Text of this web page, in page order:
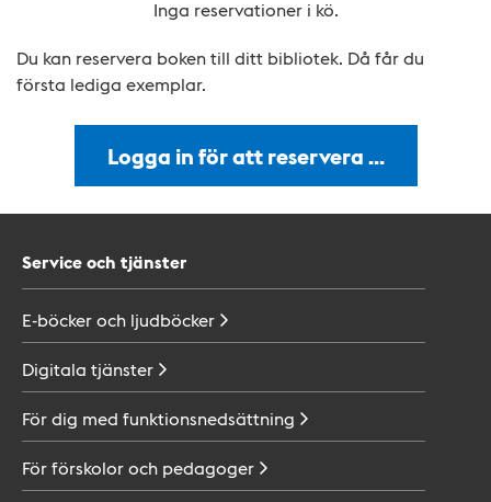
Inga reservationer i kö.
Du kan reservera boken till ditt bibliotek. Då får du
första lediga exemplar.
Logga in för att reservera …
Service och tjänster
E-böcker och ljudböcker
Digitala tjänster
För dig med funktionsnedsättning
För förskolor och pedagoger